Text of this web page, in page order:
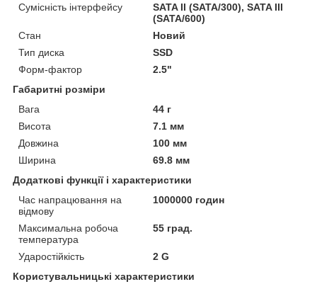
Сумісність інтерфейсу
SATA II (SATA/300), SATA III
(SATA/600)
Стан
Новий
Тип диска
SSD
Форм-фактор
2.5"
Габаритні розміри
Вага
44 г
Висота
7.1 мм
Довжина
100 мм
Ширина
69.8 мм
Додаткові функції і характеристики
Час напрацювання на
відмову
1000000 годин
Максимальна робоча
температура
55 град.
Ударостійкість
2 G
Користувальницькі характеристики